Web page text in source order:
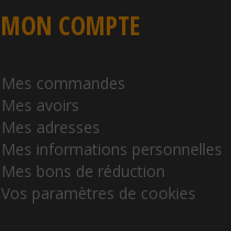
MON COMPTE
Mes commandes
Mes avoirs
Mes adresses
Mes informations personnelles
Mes bons de réduction
Vos paramètres de cookies